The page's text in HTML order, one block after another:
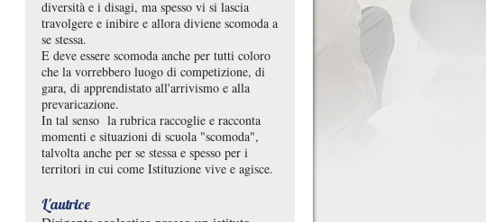
diversità e i disagi, ma spesso vi si lascia
travolgere e inibire e allora diviene scomoda a
se stessa.
E deve essere scomoda anche per tutti coloro
che la vorrebbero luogo di competizione, di
gara, di apprendistato all'arrivismo e alla
prevaricazione.
In tal senso la rubrica raccoglie e racconta
momenti e situazioni di scuola "scomoda",
talvolta anche per se stessa e spesso per i
territori in cui come Istituzione vive e agisce.
L'autrice